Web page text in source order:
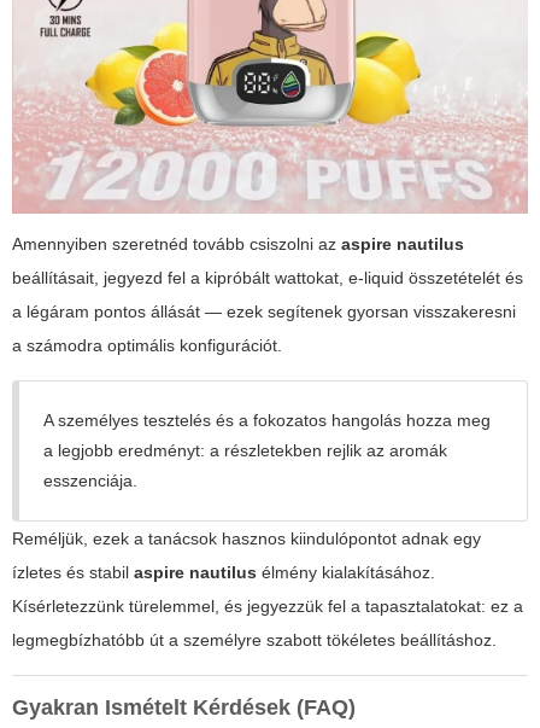
Amennyiben szeretnéd tovább csiszolni az aspire nautilus
beállításait, jegyezd fel a kipróbált wattokat, e-liquid összetételét és
a légáram pontos állását — ezek segítenek gyorsan visszakeresni
a számodra optimális konfigurációt.
A személyes tesztelés és a fokozatos hangolás hozza meg
a legjobb eredményt: a részletekben rejlik az aromák
esszenciája.
Reméljük, ezek a tanácsok hasznos kiindulópontot adnak egy
ízletes és stabil aspire nautilus élmény kialakításához.
Kísérletezzünk türelemmel, és jegyezzük fel a tapasztalatokat: ez a
legmegbízhatóbb út a személyre szabott tökéletes beállításhoz.
Gyakran Ismételt Kérdések (FAQ)